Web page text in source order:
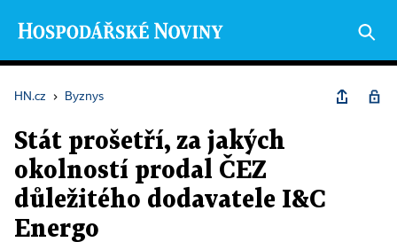
HN.cz › Byznys
Stát prošetří, za jakých
okolností prodal ČEZ
důležitého dodavatele I&C
Energo